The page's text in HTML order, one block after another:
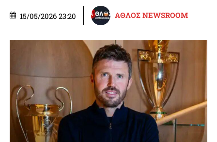
15/05/2026 23:20 ΑΘΛΟΣ NEWSROOM